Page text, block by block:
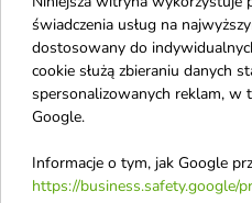
TOPDEAL favorite_border
świadczenia usług na
dostosowany do
cookie służą zbieraniu danych
spersonalizowanych reklam, w
Google.
Informacje o tym, jak Google
https://business.safety.google/